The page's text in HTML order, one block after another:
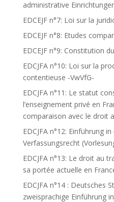
administrative
EDCEJF n°7: Loi sur la
EDCEJF n°8: Etudes
EDCEJF n°9: Constitution
EDCJFA n°10: Loi sur la
contentieuse -VwVfG-
EDCJFA n°11: Le statut
l’enseignement privé en
comparaison avec le droit
EDCJFA n°12: Einführung
Verfassungsrecht
EDCJFA n°13: Le droit au
sa portée actuelle en
EDCJFA n°14 : Deutsches
zweisprachige Einführung